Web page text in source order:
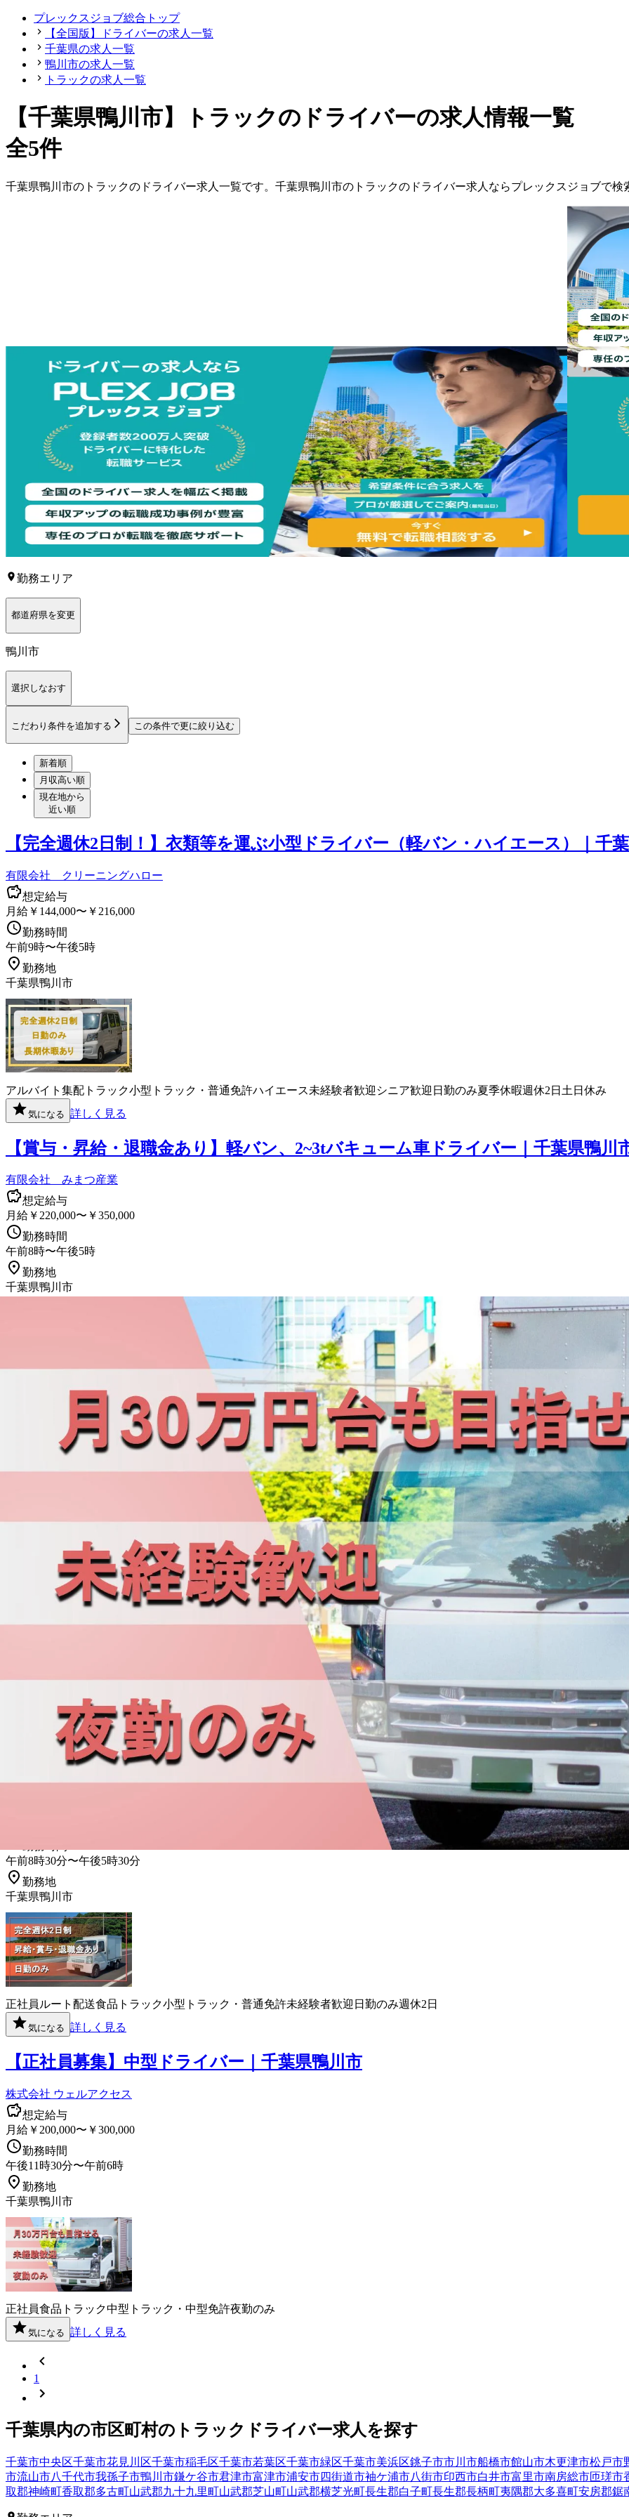
プレックスジョブ総合トップ
【全国版】ドライバーの求人一覧
千葉県の求人一覧
鴨川市の求人一覧
トラックの求人一覧
【千葉県鴨川市】トラックのドライバーの求人情報一覧
全5件
千葉県鴨川市の トラックの ドライバー求人一覧です。 千葉県鴨川市の トラックの ドライバー求人ならプレックスジョブで検
勤務エリア
都道府県を変更
鴨川市
選択しなおす
こだわり条件を追加する この条件で更に絞り込む
新着順
月収高い順
現在地から
近い順
【完全週休2日制！】衣類等を運ぶ小型ドライバー（軽バン・ハイエース）｜千
有限会社 クリーニングハロー
想定給与
月給￥144,000〜￥216,000
勤務時間
午前9時〜午後5時
勤務地
千葉県鴨川市
アルバイト 集配 トラック小型トラック・普通免許ハイエース未経験者歓迎 シニア歓迎 日勤のみ夏季休暇週休2日 土日休み
気になる 詳しく見る
【賞与・昇給・退職金あり】軽バン、2~3tバキューム車ドライバー｜千葉県鴨川
有限会社 みまつ産業
想定給与
月給￥220,000〜￥350,000
勤務時間
午前8時〜午後5時
勤務地
千葉県鴨川市
長距離 トラック 大型トラック・大型免許準中型トラック・準中型免許小型トラック・普通免許 未経験者歓迎 シニア歓
詳しく見る
【賞与・昇給・退職金あり】2t車、ハイエースドライバー｜千葉県鴨川市
月給￥250,000〜￥320,000
午前8時〜午後5時
千葉県鴨川市
集配トラック 準中型トラック・準中型免許 小型トラック・普通免許2トンハイエース未経験者歓迎日勤のみ週休2
気になる 詳しく見る
【完全週休2日制！】食品を配送するドライバー｜千葉県鴨川市
午前8時30分〜午後5時30分
勤務地
千葉県鴨川市
正社員 ルート配送食品 トラック小型トラック・普通免許未経験者歓迎 日勤のみ週休2日
気になる 詳しく見る
【正社員募集】中型ドライバー｜千葉県鴨川市
株式会社 ウェルアクセス
想定給与
月給￥200,000〜￥300,000
勤務時間
午後11時30分〜午前6時
勤務地
千葉県鴨川市
正社員食品 トラック中型トラック・中型免許夜勤のみ
気になる 詳しく見る
1
千葉県内の市区町村の トラック ドライバー求人を探す
千葉市中央区千葉市花見川区千葉市稲毛区千葉市若葉区千葉市緑区千葉市美浜区銚子市市川市船橋市館山市木更津市松戸市
市流山市八千代市我孫子市鴨川市鎌ケ谷市君津市富津市浦安市四街道市袖ケ浦市八街市印西市白井市富里市南房総市匝瑳市
取郡神崎町香取郡多古町山武郡九十九里町山武郡芝山町山武郡横芝光町長生郡白子町長生郡長柄町夷隅郡大多喜町安房郡鋸